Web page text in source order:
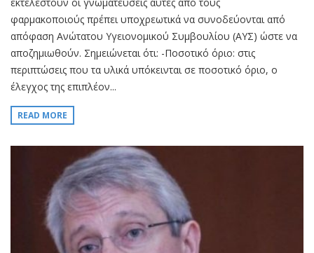
φαρμακοποιούς πρέπει υποχρεωτικά να συνοδεύονται από
απόφαση Ανώτατου Υγειονομικού Συμβουλίου (ΑΥΣ) ώστε να
αποζημιωθούν. Σημειώνεται ότι: -Ποσοτικό όριο: στις
περιπτώσεις που τα υλικά υπόκεινται σε ποσοτικό όριο, ο
έλεγχος της επιπλέον...
READ MORE